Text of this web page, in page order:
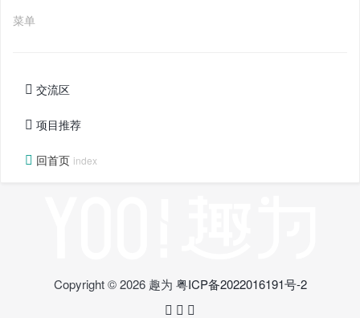
菜单
交流区
项目推荐
回首页 index
Copyright © 2026 趣为 粤ICP备2022016191号-2